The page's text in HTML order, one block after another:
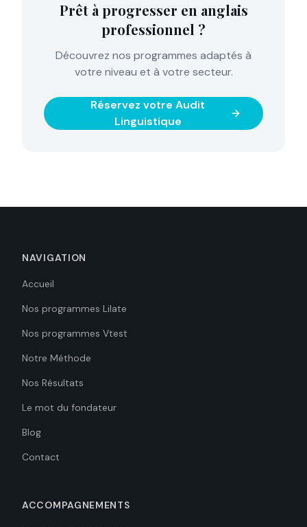
Prêt à progresser en anglais
professionnel ?
Découvrez nos programmes adaptés à
votre niveau et à votre secteur.
Réservez votre Audit
Linguistique
NAVIGATION
Accueil
Nos programmes Lilate
Nos programmes Vtest
Notre Méthode
Nos Résultats
Le mot du fondateur
Blog
Contact
ACCOMPAGNEMENTS